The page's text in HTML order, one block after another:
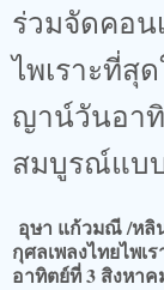
ร่วมจัดคอน
ไพเราะที่สุ
ญาน์วันอาทิ
สมบูรณ์แบ
อุษา แก้วมณี /หลิ
กุศลเพลงไทยไพ
อาทิตย์ที่ 3 สิงหา